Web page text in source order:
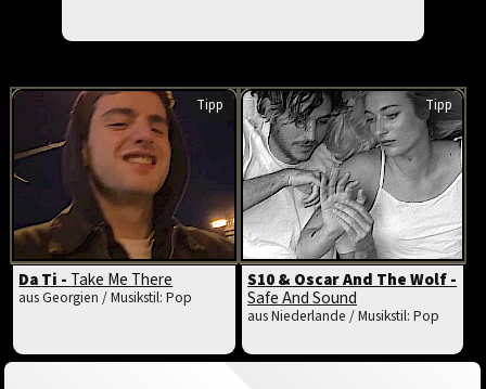
Tipp
Da Ti -Take Me There
aus Georgien / Musikstil: Pop
Tipp
S10 & Oscar And The Wolf -
Safe And Sound
aus Niederlande / Musikstil: Pop